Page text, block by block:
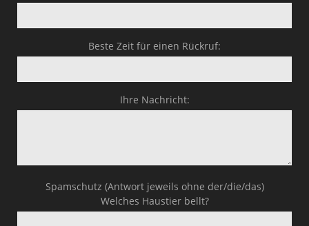
Beste Zeit für einen Rückruf:
Ihre Nachricht:
Spamschutz (Antwort jeweils ohne der/die/das)
Welches Haustier bellt?